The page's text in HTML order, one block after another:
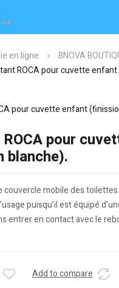
en ligne BNOVA
ROCA pour cuvette
pour
blanche).
couvercle mobile des
puisqu’il est équipé
entrer en contact avec le
Add to compare